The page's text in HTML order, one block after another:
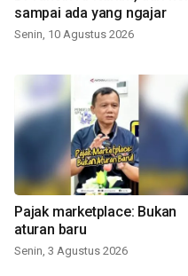
sampai ada yang ngajar
Senin, 10 Agustus 2026
Pajak marketplace: Bukan
aturan baru
Senin, 3 Agustus 2026